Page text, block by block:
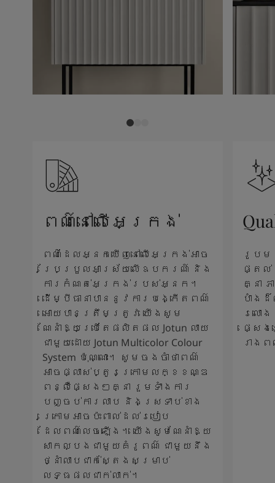
ពណ៌នៅលើអេក្រង់
ពណ៌ដែលអ្នកឃើញនៅលើអេក្រង់អាច
ប្រែប្រួលអាស្រ័យលើឧបករណ៍ និង
ការកំណត់អេក្រង់របស់អ្នក។
ដើម្បីធានាបាននូវការបង្កើតពណ៌
អោយបានត្រឹមត្រូវ យើងសូម
ណែនាំឱ្យប្រើតែផលិតផល Jotun លាយ
ជាមួយដោយ Jotun Multicolor Colour
System ប៉ុណ្ណោះ។ សូមចងចាំថាពណ៌
អាចផ្លាស់ប្តូរក្រោមលក្ខខណ្ឌ
ពន្លឺផ្សេងៗគ្នា រួមទាំងការ
បញ្ចប់ការលាប និងស្រទាប់ខាង
ក្រោមអាចប៉ះពាល់ដល់របៀប
ដែលពណ៌លេចឡើង។ យើងសូមណែនាំឱ្យ
សាកល្បងជាមួយគំរូពណ៌ ជាមួយនឹង
ថ្នាំលាបជាក់ស្តែងសម្រាប់
លទ្ធផលជាក់លាក់។
រូបម
ផ្តល់
គ្នា
បាំង
រលោ
ផ្សេ
រាង